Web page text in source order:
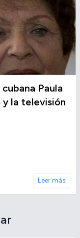
Paula
la televisión
Leer más